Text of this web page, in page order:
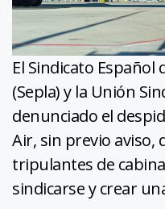
El Sindicato Español
(Sepla) y la Unión
denunciado el
Air, sin previo aviso,
tripulantes de
sindicarse y crear